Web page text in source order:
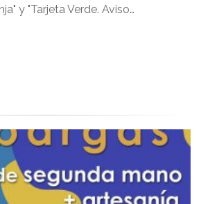
y "Tarjeta Verde. Aviso…